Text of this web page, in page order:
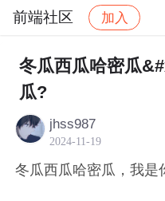
前端社区 加入
社区 前端社区 感
冬瓜西瓜哈密瓜
瓜?
jhss987
2024-11-19
冬瓜西瓜哈密瓜，我是